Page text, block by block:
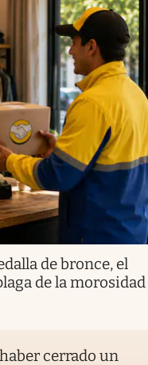
de bronce, el
de la morosidad
cerrado un